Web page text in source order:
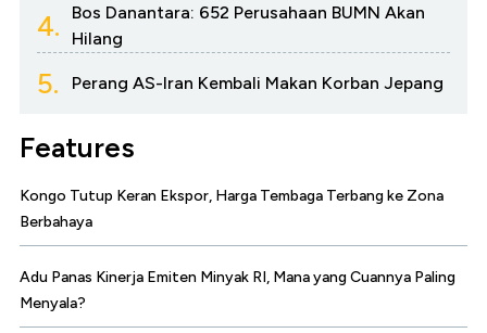
4.
Bos Danantara: 652 Perusahaan BUMN Akan
Hilang
5. Perang AS-Iran Kembali Makan Korban Jepang
Features
Kongo Tutup Keran Ekspor, Harga Tembaga Terbang ke Zona
Berbahaya
Adu Panas Kinerja Emiten Minyak RI, Mana yang Cuannya Paling
Menyala?